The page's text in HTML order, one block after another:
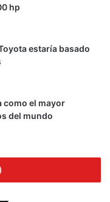
hp
estaría basado
como el mayor
del mundo